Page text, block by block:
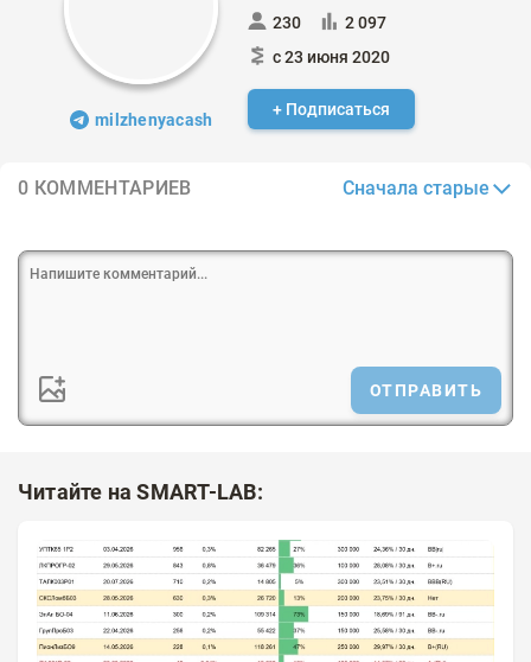
milzhenyacash
230
2 097
с 23 июня 2020
+ Подписаться
0 КОММЕНТАРИЕВ Сначала старые
ОТПРАВИТЬ
Читайте на SMART-LAB: